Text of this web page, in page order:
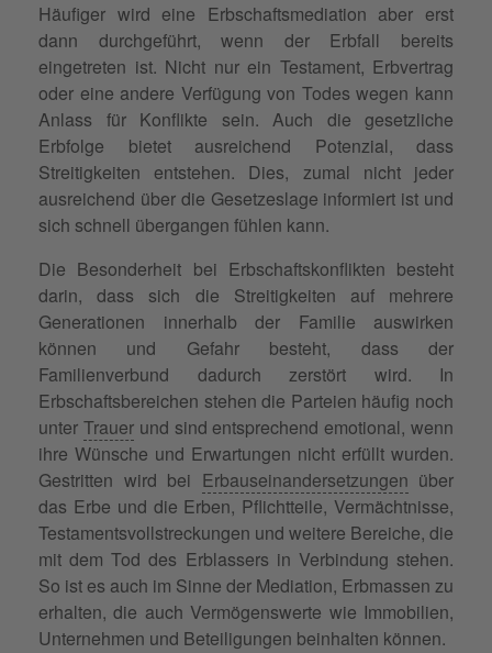
Häufiger wird eine Erbschaftsmediation aber erst
dann durchgeführt, wenn der Erbfall bereits
eingetreten ist. Nicht nur ein Testament, Erbvertrag
oder eine andere Verfügung von Todes wegen kann
Anlass für Konflikte sein. Auch die gesetzliche
Erbfolge bietet ausreichend Potenzial, dass
Streitigkeiten entstehen. Dies, zumal nicht jeder
ausreichend über die Gesetzeslage informiert ist und
sich schnell übergangen fühlen kann.
Die Besonderheit bei Erbschaftskonflikten besteht
darin, dass sich die Streitigkeiten auf mehrere
Generationen innerhalb der Familie auswirken
können und Gefahr besteht, dass der
Familienverbund dadurch zerstört wird. In
Erbschaftsbereichen stehen die Parteien häufig noch
unter Trauerund sind entsprechend emotional, wenn
ihre Wünsche und Erwartungen nicht erfüllt wurden.
Gestritten wird bei Erbauseinandersetzungen über
das Erbe und die Erben, Pflichtteile, Vermächtnisse,
Testamentsvollstreckungen und weitere Bereiche, die
mit dem Tod des Erblassers in Verbindung stehen.
So ist es auch im Sinne der Mediation, Erbmassen zu
erhalten, die auch Vermögenswerte wie Immobilien,
Unternehmen und Beteiligungen beinhalten können.